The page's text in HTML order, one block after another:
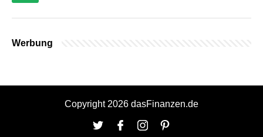
Werbung
Copyright 2026 dasFinanzen.de